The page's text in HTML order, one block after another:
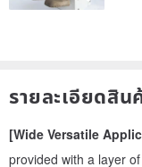
รายละเอียดสิน
[Wide Versatile
provided with a layer